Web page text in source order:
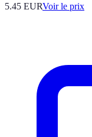
5.45 EURVoir le prix